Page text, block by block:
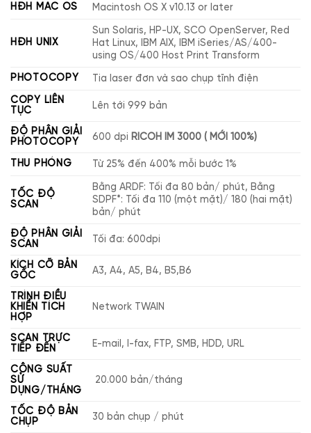
HĐH MAC OS Macintosh OS X v10.13 or later
HĐH UNIX
Sun Solaris, HP-UX, SCO OpenServer, Red
Hat Linux, IBM AIX, IBM iSeries/AS/400-
using OS/400 Host Print Transform
PHOTOCOPY
Tia laser đơn và sao chụp tĩnh điện
COPY LIÊN
TỤC
Lên tới 999 bản
ĐỘ PHÂN GIẢI
PHOTOCOPY
600 dpi RICOH IM 3000 ( MỚI 100%)
THU PHÓNG Từ 25% đến 400% mỗi bước 1%
TỐC ĐỘ
SCAN
Bằng ARDF: Tối đa 80 bản/ phút, Bằng
SDPF*: Tối đa 110 (một mặt)/ 180 (hai mặt)
bản/ phút
ĐỘ PHÂN GIẢI
SCAN
Tối đa: 600dpi
KÍCH CỠ BẢN
GỐC
A3, A4, A5, B4, B5,B6
TRÌNH ĐIỀU
KHIỂN TÍCH
HỢP
Network TWAIN
SCAN TRỰC
TIẾP ĐẾN
E-mail, I-fax, FTP, SMB, HDD, URL
CÔNG SUẤT
SỬ
DỤNG/THÁNG
20.000 bản/tháng
TỐC ĐỘ BẢN
CHỤP
30 bản chụp / phút